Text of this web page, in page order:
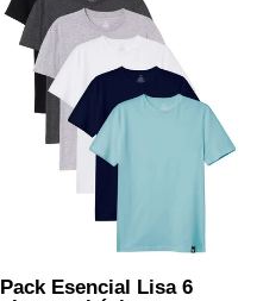
Pack Esencial Lisa 6